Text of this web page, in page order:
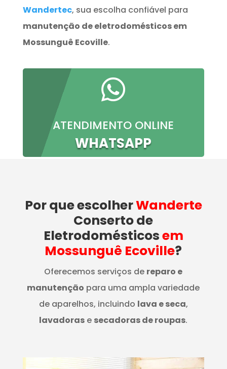
Wandertec, sua escolha confiável para
manutenção de eletrodomésticos em
Mossunguê Ecoville.

ATENDIMENTO ONLINE
WHATSAPP
Por que escolherWanderte
Conserto de
Eletrodomésticosem
Mossunguê Ecoville?
Oferecemos serviços de reparo e
manutenção para uma ampla variedade
de aparelhos, incluindo lava e seca,
lavadoras e secadoras de roupas.